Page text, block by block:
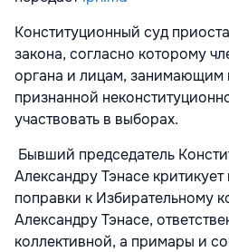
Конституционный суд
закона, согласно которому
органа и лицам, занимающим
признанной
участвовать в выборах.
Бывший председатель
Александру Тэнасе
поправки к Избирательному
Александру Тэнасе,
коллективной, а примары и